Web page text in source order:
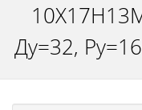
Ду=32,